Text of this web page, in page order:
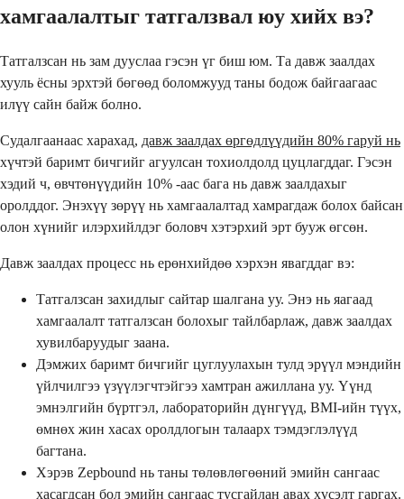
хамгаалалтыг татгалзвал юу хийх вэ?
Татгалзсан нь зам дууслаа гэсэн үг биш юм. Та давж заалдах
хууль ёсны эрхтэй бөгөөд боломжууд таны бодож байгаагаас
илүү сайн байж болно.
Судалгаанаас харахад, давж заалдах өргөдлүүдийн 80% гаруй нь
хүчтэй баримт бичгийг агуулсан тохиолдолд цуцлагддаг. Гэсэн
хэдий ч, өвчтөнүүдийн 10% -аас бага нь давж заалдахыг
оролддог. Энэхүү зөрүү нь хамгаалалтад хамрагдаж болох байсан
олон хүнийг илэрхийлдэг боловч хэтэрхий эрт бууж өгсөн.
Давж заалдах процесс нь ерөнхийдөө хэрхэн явагддаг вэ:
Татгалзсан захидлыг сайтар шалгана уу. Энэ нь яагаад
хамгаалалт татгалзсан болохыг тайлбарлаж, давж заалдах
хувилбаруудыг заана.
Дэмжих баримт бичгийг цуглуулахын тулд эрүүл мэндийн
үйлчилгээ үзүүлэгчтэйгээ хамтран ажиллана уу. Үүнд
эмнэлгийн бүртгэл, лабораторийн дүнгүүд, BMI-ийн түүх,
өмнөх жин хасах оролдлогын талаарх тэмдэглэлүүд
багтана.
Хэрэв Zepbound нь таны төлөвлөгөөний эмийн сангаас
хасагдсан бол эмийн сангаас тусгайлан авах хүсэлт гаргах.